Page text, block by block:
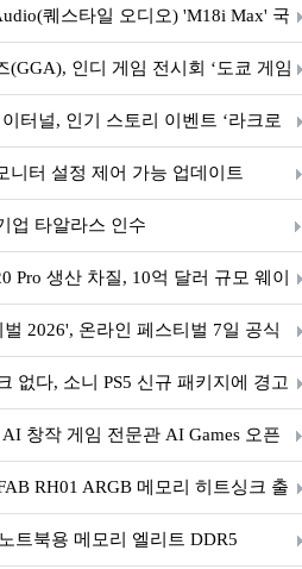
퀘스타일 오디오) 'M18i Max' 국
(GGA), 인디 게임 전시회 ‘도쿄 게임
터널, 인기 스토리 이벤트 ‘라크로
념 이벤트 실시!
니터 설정 제어 가능 업데이트
업 타알라스 인수
Pro 생산 차질, 10억 달러 규모 웨이
2026', 온라인 페스티벌 7일 공식
없다, 소니 PS5 신규 패키지에 경고
창작 게임 전문관 AI Games 오픈
RH01 ARGB 메모리 히트싱크 출
트북용 메모리 엘리트 DDR5